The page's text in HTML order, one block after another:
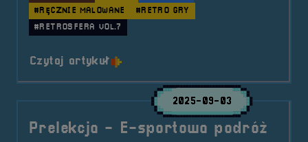
#RĘCZNIE MALOWANE
#RETRO GRY
#RETROSFERA VOL.7
Czytaj artykuło tytule Wystawcy &#8211; Hats
2025-09-03
Prelekcja - E-sportowa podróż